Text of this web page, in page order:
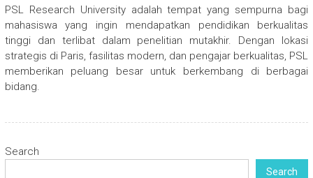
PSL Research University adalah tempat yang sempurna bagi
mahasiswa yang ingin mendapatkan pendidikan berkualitas
tinggi dan terlibat dalam penelitian mutakhir. Dengan lokasi
strategis di Paris, fasilitas modern, dan pengajar berkualitas, PSL
memberikan peluang besar untuk berkembang di berbagai
bidang.
Search
Search